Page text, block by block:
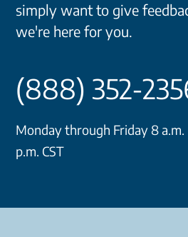
simply want to give
we're here for you.
(888) 352-
Monday through Friday 8 a.m.
p.m. CST